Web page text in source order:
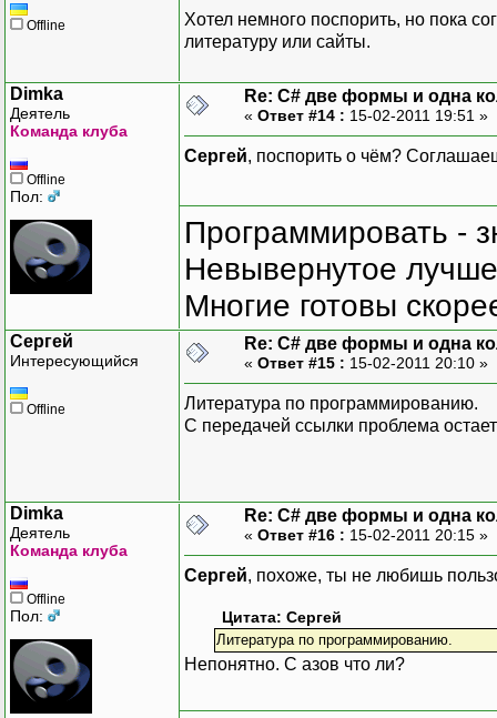
Offline
Хотел немного поспорить, но пока
литературу или сайты.
Dimka
Деятель
Команда клуба
Offline
Пол:
Re: C# две формы и одна
« Ответ #14 : 15-02-2011 19:51 »
Сергей, поспорить о чём?
Программировать -
Невывернутое
Многие готовы
Сергей
Интересующийся
Offline
Re: C# две формы и одна
« Ответ #15 : 15-02-2011 20:10 »
Литература по программированию.
С передачей ссылки проблема
Dimka
Деятель
Команда клуба
Offline
Пол:
Re: C# две формы и одна
« Ответ #16 : 15-02-2011 20:15 »
Сергей, похоже, ты не любишь
Цитата: Сергей
Литература по программированию.
Непонятно. С азов что ли?